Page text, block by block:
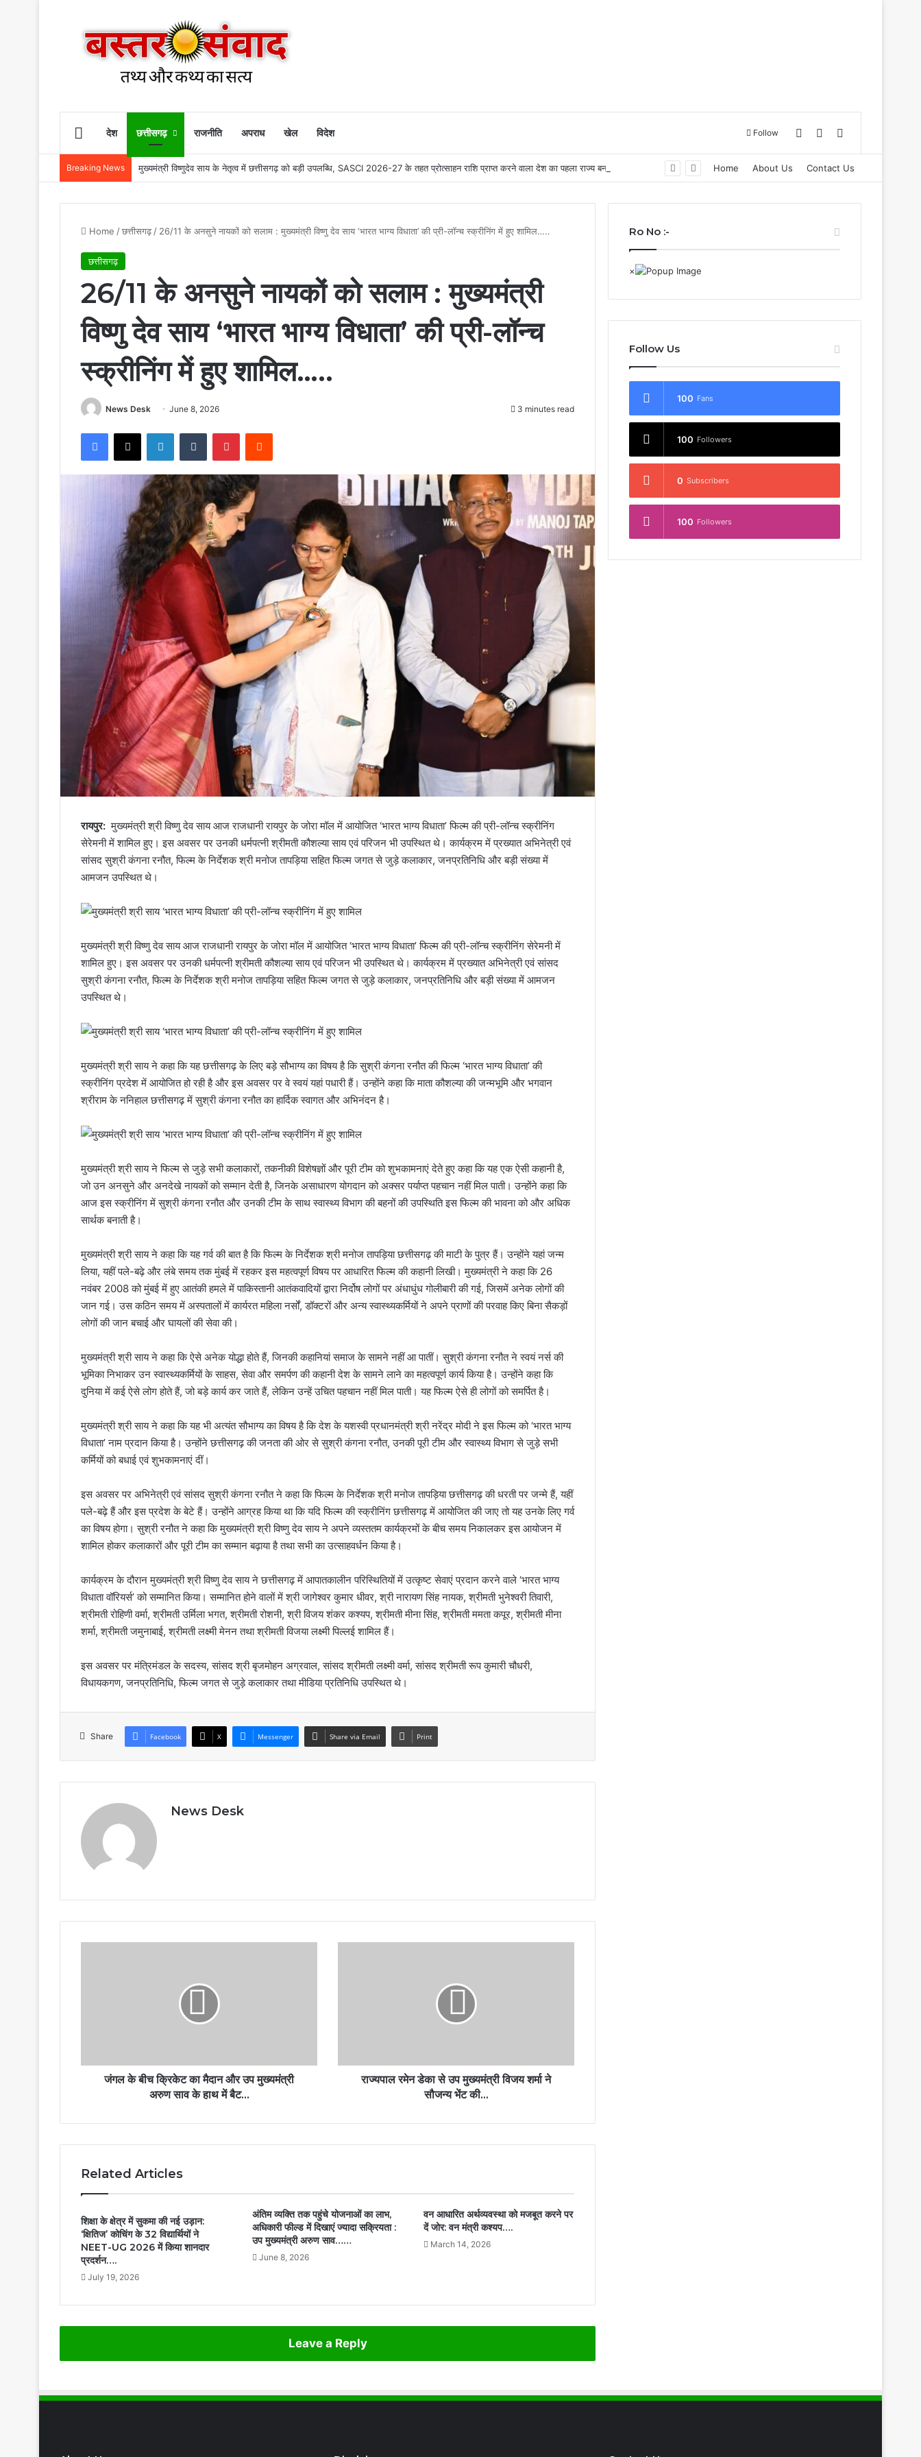
Homeदेश छत्तीसगढ़ राजनीति अपराध खेल विदेश Follow Log InSidebar
Breaking News मुख्यमंत्री विष्णुदेव साय के नेतृत्व में छत्तीसगढ़ को बड़ी उपलब्धि, SASCI 2026-27 के तहत प्रोत्साहन राशि प्राप्त करने वाला देश का पहला राज्य बना छत्तीसगढ़…. Home About Us Contact Us
Home /छत्तीसगढ़ / 26/11 के अनसुने नायकों को सलाम : मुख्यमंत्री विष्णु देव साय ‘भारत भाग्य विधाता’ की प्री-लॉन्च स्क्रीनिंग में हुए शामिल…..
छत्तीसगढ़
26/11 के अनसुने नायकों को सलाम : मुख्यमंत्री
विष्णु देव साय ‘भारत भाग्य विधाता’ की प्री-लॉन्च
स्क्रीनिंग में हुए शामिल…..
News Desk June 8, 2026 3 minutes read
Facebook
X LinkedInTumblr PinterestReddit
रायपुर:मुख्यमंत्री श्री विष्णु देव साय आज राजधानी रायपुर के जोरा मॉल में आयोजित ‘भारत भाग्य विधाता’ फिल्म की प्री-लॉन्च स्क्रीनिंग
सेरेमनी में शामिल हुए। इस अवसर पर उनकी धर्मपत्नी श्रीमती कौशल्या साय एवं परिजन भी उपस्थित थे। कार्यक्रम में प्रख्यात अभिनेत्री एवं
सांसद सुश्री कंगना रनौत, फिल्म के निर्देशक श्री मनोज तापड़िया सहित फिल्म जगत से जुड़े कलाकार, जनप्रतिनिधि और बड़ी संख्या में
आमजन उपस्थित थे।
मुख्यमंत्री श्री विष्णु देव साय आज राजधानी रायपुर के जोरा मॉल में आयोजित ‘भारत भाग्य विधाता’ फिल्म की प्री-लॉन्च स्क्रीनिंग सेरेमनी में
शामिल हुए। इस अवसर पर उनकी धर्मपत्नी श्रीमती कौशल्या साय एवं परिजन भी उपस्थित थे। कार्यक्रम में प्रख्यात अभिनेत्री एवं सांसद
सुश्री कंगना रनौत, फिल्म के निर्देशक श्री मनोज तापड़िया सहित फिल्म जगत से जुड़े कलाकार, जनप्रतिनिधि और बड़ी संख्या में आमजन
उपस्थित थे।
मुख्यमंत्री श्री साय ने कहा कि यह छत्तीसगढ़ के लिए बड़े सौभाग्य का विषय है कि सुश्री कंगना रनौत की फिल्म ‘भारत भाग्य विधाता’ की
स्क्रीनिंग प्रदेश में आयोजित हो रही है और इस अवसर पर वे स्वयं यहां पधारी हैं। उन्होंने कहा कि माता कौशल्या की जन्मभूमि और भगवान
श्रीराम के ननिहाल छत्तीसगढ़ में सुश्री कंगना रनौत का हार्दिक स्वागत और अभिनंदन है।
मुख्यमंत्री श्री साय ने फिल्म से जुड़े सभी कलाकारों, तकनीकी विशेषज्ञों और पूरी टीम को शुभकामनाएं देते हुए कहा कि यह एक ऐसी कहानी है,
जो उन अनसुने और अनदेखे नायकों को सम्मान देती है, जिनके असाधारण योगदान को अक्सर पर्याप्त पहचान नहीं मिल पाती। उन्होंने कहा कि
आज इस स्क्रीनिंग में सुश्री कंगना रनौत और उनकी टीम के साथ स्वास्थ्य विभाग की बहनों की उपस्थिति इस फिल्म की भावना को और अधिक
सार्थक बनाती है।
मुख्यमंत्री श्री साय ने कहा कि यह गर्व की बात है कि फिल्म के निर्देशक श्री मनोज तापड़िया छत्तीसगढ़ की माटी के पुत्र हैं। उन्होंने यहां जन्म
लिया, यहीं पले-बढ़े और लंबे समय तक मुंबई में रहकर इस महत्वपूर्ण विषय पर आधारित फिल्म की कहानी लिखी। मुख्यमंत्री ने कहा कि 26
नवंबर 2008 को मुंबई में हुए आतंकी हमले में पाकिस्तानी आतंकवादियों द्वारा निर्दोष लोगों पर अंधाधुंध गोलीबारी की गई, जिसमें अनेक लोगों की
जान गई। उस कठिन समय में अस्पतालों में कार्यरत महिला नर्सों, डॉक्टरों और अन्य स्वास्थ्यकर्मियों ने अपने प्राणों की परवाह किए बिना सैकड़ों
लोगों की जान बचाई और घायलों की सेवा की।
मुख्यमंत्री श्री साय ने कहा कि ऐसे अनेक योद्धा होते हैं, जिनकी कहानियां समाज के सामने नहीं आ पातीं। सुश्री कंगना रनौत ने स्वयं नर्स की
भूमिका निभाकर उन स्वास्थ्यकर्मियों के साहस, सेवा और समर्पण की कहानी देश के सामने लाने का महत्वपूर्ण कार्य किया है। उन्होंने कहा कि
दुनिया में कई ऐसे लोग होते हैं, जो बड़े कार्य कर जाते हैं, लेकिन उन्हें उचित पहचान नहीं मिल पाती। यह फिल्म ऐसे ही लोगों को समर्पित है।
मुख्यमंत्री श्री साय ने कहा कि यह भी अत्यंत सौभाग्य का विषय है कि देश के यशस्वी प्रधानमंत्री श्री नरेंद्र मोदी ने इस फिल्म को ‘भारत भाग्य
विधाता’ नाम प्रदान किया है। उन्होंने छत्तीसगढ़ की जनता की ओर से सुश्री कंगना रनौत, उनकी पूरी टीम और स्वास्थ्य विभाग से जुड़े सभी
कर्मियों को बधाई एवं शुभकामनाएं दीं।
इस अवसर पर अभिनेत्री एवं सांसद सुश्री कंगना रनौत ने कहा कि फिल्म के निर्देशक श्री मनोज तापड़िया छत्तीसगढ़ की धरती पर जन्मे हैं, यहीं
पले-बढ़े हैं और इस प्रदेश के बेटे हैं। उन्होंने आग्रह किया था कि यदि फिल्म की स्क्रीनिंग छत्तीसगढ़ में आयोजित की जाए तो यह उनके लिए गर्व
का विषय होगा। सुश्री रनौत ने कहा कि मुख्यमंत्री श्री विष्णु देव साय ने अपने व्यस्ततम कार्यक्रमों के बीच समय निकालकर इस आयोजन में
शामिल होकर कलाकारों और पूरी टीम का सम्मान बढ़ाया है तथा सभी का उत्साहवर्धन किया है।
कार्यक्रम के दौरान मुख्यमंत्री श्री विष्णु देव साय ने छत्तीसगढ़ में आपातकालीन परिस्थितियों में उत्कृष्ट सेवाएं प्रदान करने वाले ‘भारत भाग्य
विधाता वॉरियर्स’ को सम्मानित किया। सम्मानित होने वालों में श्री जागेश्वर कुमार धीवर, श्री नारायण सिंह नायक, श्रीमती भुनेश्वरी तिवारी,
श्रीमती रोहिणी वर्मा, श्रीमती उर्मिला भगत, श्रीमती रोशनी, श्री विजय शंकर कश्यप, श्रीमती मीना सिंह, श्रीमती ममता कपूर, श्रीमती मीना
शर्मा, श्रीमती जमुनाबाई, श्रीमती लक्ष्मी मेनन तथा श्रीमती विजया लक्ष्मी पिल्लई शामिल हैं।
इस अवसर पर मंत्रिमंडल के सदस्य, सांसद श्री बृजमोहन अग्रवाल, सांसद श्रीमती लक्ष्मी वर्मा, सांसद श्रीमती रूप कुमारी चौधरी,
विधायकगण, जनप्रतिनिधि, फिल्म जगत से जुड़े कलाकार तथा मीडिया प्रतिनिधि उपस्थित थे।
Share Facebook X Messenger Share via Email Print
News Desk
मुख्यमंत्री
हाथ
जंगल के बीच क्रिकेट का मैदान और उप मुख्यमंत्री
अरुण साव के हाथ में बैट…
ने
राज्यपाल रमेन डेका से उप मुख्यमंत्री विजय शर्मा ने
सौजन्य भेंट की…
Related Articles
शिक्षा के क्षेत्र में सुकमा की नई उड़ान:
‘क्षितिज’ कोचिंग के 32 विद्यार्थियों ने
NEET-UG 2026 में किया शानदार
प्रदर्शन….
July 19, 2026
अंतिम व्यक्ति तक पहुंचे योजनाओं का लाभ,
अधिकारी फील्ड में दिखाएं ज्यादा सक्रियता :
उप मुख्यमंत्री अरुण साव……
June 8, 2026
वन आधारित अर्थव्यवस्था को मजबूत करने पर
दें जोर: वन मंत्री कश्यप….
March 14, 2026
Leave a Reply
Ro No :-
Follow Us
100 Fans
100 Followers
0 Subscribers
100 Followers